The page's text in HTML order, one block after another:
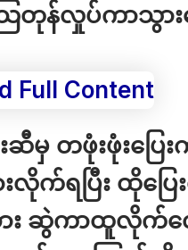
ြတုန်လှုပ်ကာသွာ
တဖုံးဖုံးပြေး
းလိုက်ရပြီး ထိုပြ
ား ဆွဲကာထူလိုက်